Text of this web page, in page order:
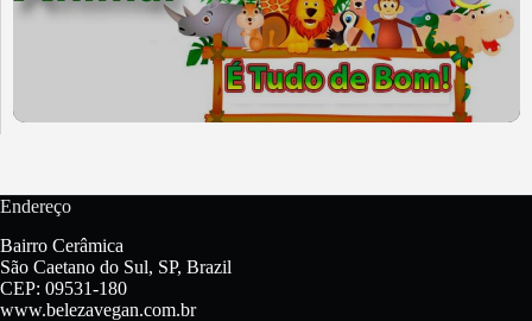
Endereço
Bairro Cerâmica
São Caetano do Sul, SP, Brazil
CEP: 09531-180
www.belezavegan.com.br